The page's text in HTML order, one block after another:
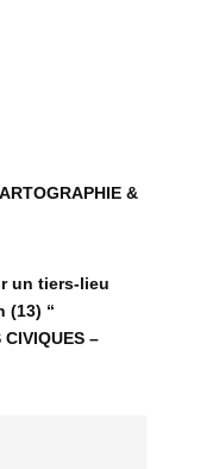
&
un tiers-lieu
(13) “
–